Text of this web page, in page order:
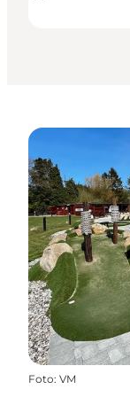
Foto: VM